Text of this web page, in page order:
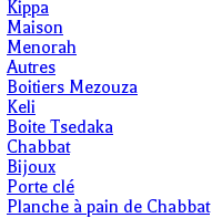
Kippa
Maison
Menorah
Autres
Boitiers Mezouza
Keli
Boite Tsedaka
Chabbat
Bijoux
Porte clé
Planche à pain de Chabbat